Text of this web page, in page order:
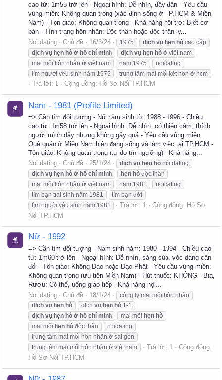
cao từ: 1m55 trở lên - Ngoại hình: Dễ nhìn, đầy đặn - Yêu cầu
vùng miền: Không quan trọng (xác định sống ở TP.HCM & Miền
Nam) - Tôn giáo: Không quan trọng - Khả năng nội trợ: Biết cơ
bản - Tình trạng hôn nhân: Độc thân hoặc độc thân ly...
Noi.dating
Chủ đề 16/3/24 1975 dịch vụ hẹn hò cao cấp
dịch vụ hẹn hò ở hồ chí minh dịch vụ hẹn hò ở việt nam
mai mối hôn nhân ở việt nam nam 1975
noidating
tìm người yêu sinh năm 1975
trung tâm mai mối két hôn ở hcm
Trả lời: 1 Cộng đồng: Hồ Sơ Nối TP.HCM
Nam - 1981 (Profile Limited)
=> Cần tìm đối tượng - Nữ năm sinh từ: 1988 - 1996 - Chiều
cao từ: 1m58 trở lên - Ngoại hình: Dễ nhìn, có thiện cảm, thích
người mình dây nhưng không gầy quá - Yêu cầu vùng miền:
Quê quán ở Miền Nam hiện đang sống và làm việc tại TP.HCM -
Tôn giáo: Không quan trọng (tự do tín ngưỡng) - Khả năng...
Noi.dating
Chủ đề 25/1/24 dịch vụ hẹn hò nối dating
dịch vụ hẹn hò ở hồ chí minh hẹn hò độc thân
mai mối hôn nhân ở việt nam nam 1981
noidating
tìm bạn trai sinh năm 1981
tìm bạn đời
tìm người yêu sinh năm 1981
Trả lời: 1 Cộng đồng: Hồ Sơ
Nối TP.HCM
Nữ - 1992
=> Cần tìm đối tượng - Nam sinh năm: 1980 - 1994 - Chiều cao
từ: 1m60 trở lên - Ngoại hình: Dễ nhìn, sáng sủa, vóc dáng cân
đối - Tôn giáo: Không Đạo hoặc Đạo Phật - Yêu cầu vùng miền:
Không quan trọng (ưu tiên Miền Nam) - Hút thuốc: KHÔNG - Bia,
Rượu: Có thể, uống giao tiếp - Khả năng nội...
Noi.dating
Chủ đề 18/1/24
công ty mai mối hôn nhân
dịch vụ hẹn hò dich vụ hẹn hò 1-1
dịch vụ hẹn hò ở hồ chí minh mai mối hẹn hò
mai mối hẹn hò độc thân
noidating
trung tâm mai mối hôn nhân ở sài gòn
trung tâm mai mối hôn nhân ở việt nam Trả lời: 1
Cộng đồng:
Hồ Sơ Nối TP.HCM